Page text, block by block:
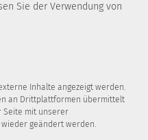
Sie der Verwendung von
Inhalte angezeigt werden.
an Drittplattformen übermittelt
Seite mit unserer
geändert werden.